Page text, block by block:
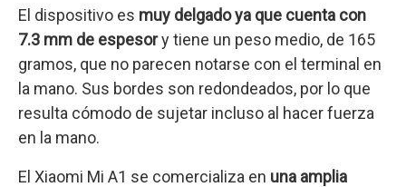
El dispositivo es muy delgado ya que cuenta con
7.3 mm de espesory tiene un peso medio, de 165
gramos, que no parecen notarse con el terminal en
la mano. Sus bordes son redondeados, por lo que
resulta cómodo de sujetar incluso al hacer fuerza
en la mano.
El Xiaomi Mi A1 se comercializa en una amplia